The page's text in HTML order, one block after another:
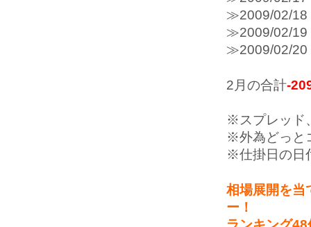
≫2009/
≫2009/
≫2009/
2月の合計-
※スプレッド
※外為どっと
※仕掛日の日
相場展開を当
ー！